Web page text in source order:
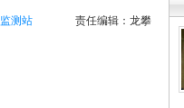
责任编辑：龙攀
监测站